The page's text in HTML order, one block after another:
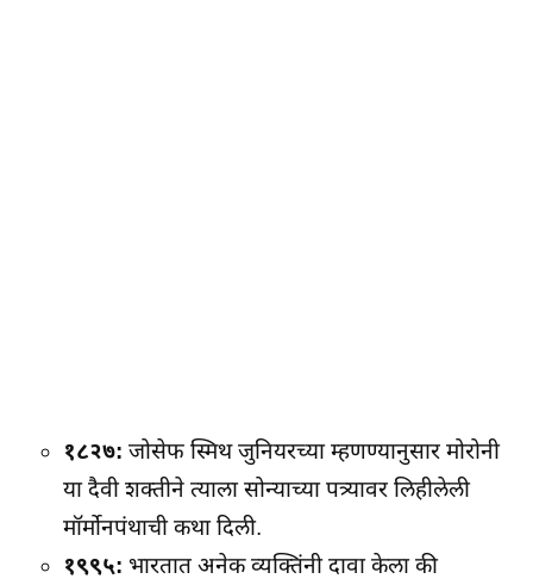
१८२७: जोसेफ स्मिथ जुनियरच्या म्हणण्यानुसार मोरोनी
या दैवी शक्तीने त्याला सोन्याच्या पत्र्यावर लिहीलेली
मॉर्मोनपंथाची कथा दिली.
१९९५: भारतात अनेक व्यक्तिंनी दावा केला की